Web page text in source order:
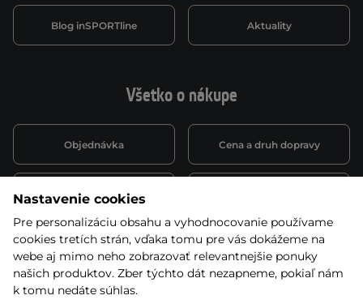
Všetko o nákupe
Objednávka Cena a druh dopravy
Spôsob platby
Montáž a servis Reklamácie a záruka
Kariéra
Blog inSPORTline Aktuality
Nastavenie cookies
Pre personalizáciu obsahu a vyhodnocovanie používame
cookies tretích strán, vďaka tomu pre vás dokážeme na
webe aj mimo neho zobrazovať relevantnejšie ponuky
našich produktov. Zber týchto dát nezapneme, pokiaľ nám
k tomu nedáte súhlas.